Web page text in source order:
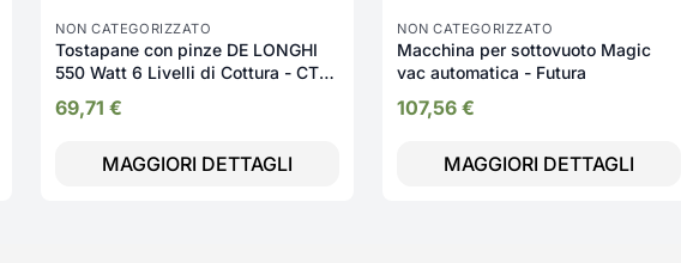
NON CATEGORIZZATO
Tostapane con pinze DE LONGHI
550 Watt 6 Livelli di Cottura - CTX
69,71 €
MAGGIORI DETTAGLI
NON CATEGORIZZATO
Macchina per sottovuoto Magic
vac automatica - Futura
107,56 €
MAGGIORI DETTAGLI